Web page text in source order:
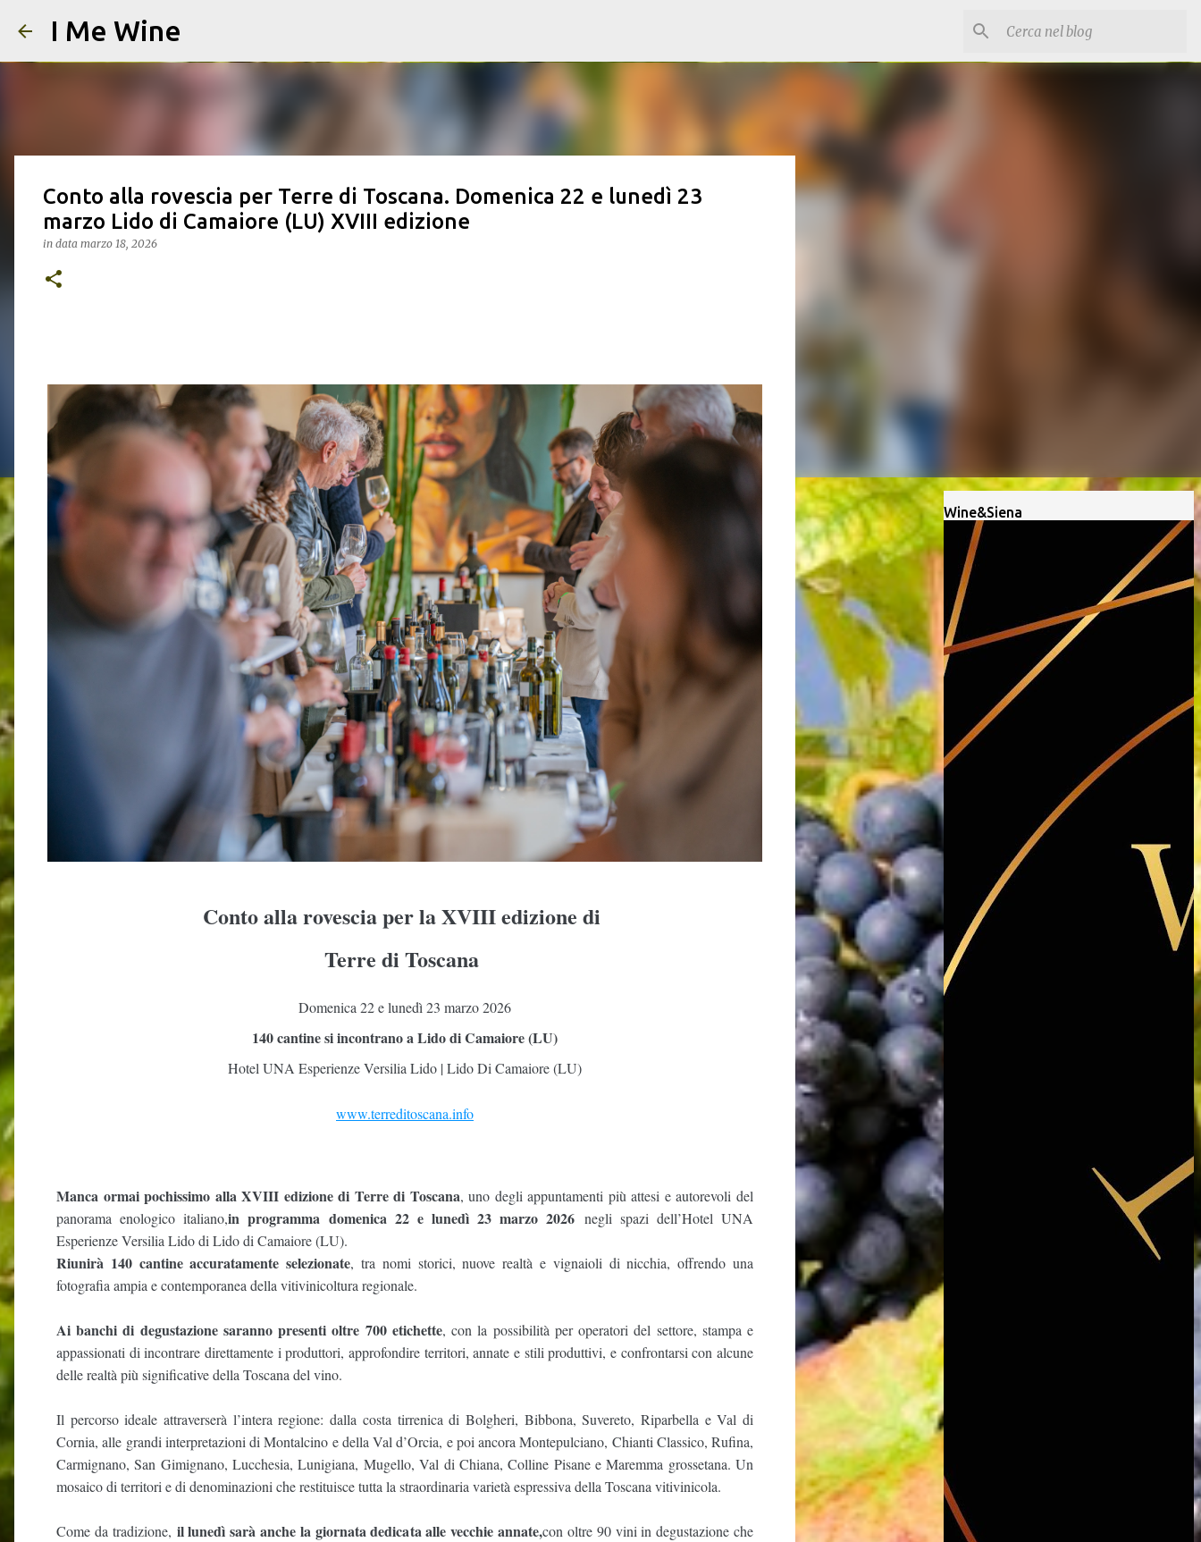
I Me Wine
Conto alla rovescia per Terre di Toscana. Domenica 22 e lunedì 23
marzo Lido di Camaiore (LU) XVIII edizione
in data marzo 18, 2026
Conto alla rovescia per la XVIII edizione di
Terre di Toscana
Domenica 22 e lunedì 23 marzo 2026
140 cantine si incontrano a Lido di Camaiore (LU)
Hotel UNA Esperienze Versilia Lido | Lido Di Camaiore (LU)
www.terreditoscana.info
Manca ormai pochissimo alla XVIII edizione di Terre di Toscana, uno degli appuntamenti più attesi e autorevoli del
panorama enologico italiano,in programma domenica 22 e lunedì 23 marzo 2026 negli spazi dell’Hotel UNA
Esperienze Versilia Lido di Lido di Camaiore (LU).
Riunirà 140 cantine accuratamente selezionate, tra nomi storici, nuove realtà e vignaioli di nicchia, offrendo una
fotografia ampia e contemporanea della vitivinicoltura regionale.
Ai banchi di degustazione saranno presenti oltre 700 etichette, con la possibilità per operatori del settore, stampa e
appassionati di incontrare direttamente i produttori, approfondire territori, annate e stili produttivi, e confrontarsi con alcune
delle realtà più significative della Toscana del vino.
Il percorso ideale attraverserà l’intera regione: dalla costa tirrenica di Bolgheri, Bibbona, Suvereto, Riparbella e Val di
Cornia, alle grandi interpretazioni di Montalcino e della Val d’Orcia, e poi ancora Montepulciano, Chianti Classico, Rufina,
Carmignano, San Gimignano, Lucchesia, Lunigiana, Mugello, Val di Chiana, Colline Pisane e Maremma grossetana. Un
mosaico di territori e di denominazioni che restituisce tutta la straordinaria varietà espressiva della Toscana vitivinicola.
Come da tradizione, il lunedì sarà anche la giornata dedicata alle vecchie annate,con oltre 90 vini in degustazione che
Wine&Siena